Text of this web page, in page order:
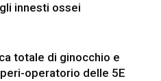
innesti ossei
totale di ginocchio e
operatorio delle 5E